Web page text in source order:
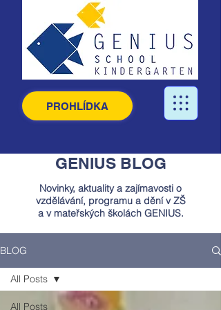
PROHLÍDKA
GENIUS BLOG
Novinky, aktuality a zajímavosti o
vzdělávání, programu a dění v ZŠ
a v mateřských školách GENIUS.
BLOG
All Posts
All Posts